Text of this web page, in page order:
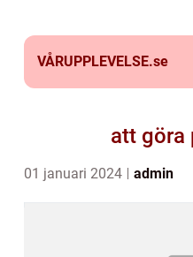
VÅRUPPLEVELSE.se
att göra
01 januari 2024 admin